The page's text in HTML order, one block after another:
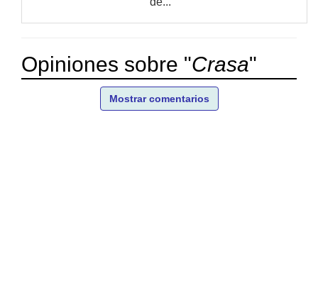
Opiniones sobre "Crasa"
Mostrar comentarios